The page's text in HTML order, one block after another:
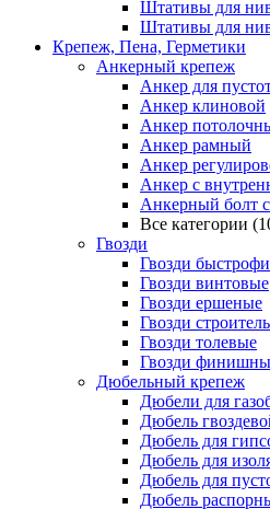
Штативы для
Штативы для
Крепеж, Пена, Герметики
Анкерный крепеж
Анкер для
Анкер клиновой
Анкер
Анкер рамный
Анкер
Анкер с
Анкерный болт
Все категории
Гвозди
Гвозди
Гвозди винтовые
Гвозди ершеные
Гвозди
Гвозди толевые
Гвозди
Дюбельный крепеж
Дюбели для
Дюбель
Дюбель для
Дюбель для
Дюбель для
Дюбель